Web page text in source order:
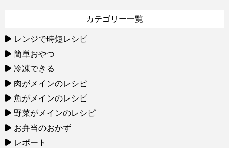
カテゴリー一覧
レンジで時短レシピ
簡単おやつ
冷凍できる
肉がメインのレシピ
魚がメインのレシピ
野菜がメインのレシピ
お弁当のおかず
レポート